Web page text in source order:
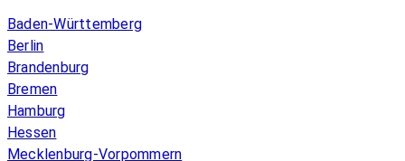
Baden-Württemberg
Berlin
Brandenburg
Bremen
Hamburg
Hessen
Mecklenburg-Vorpommern